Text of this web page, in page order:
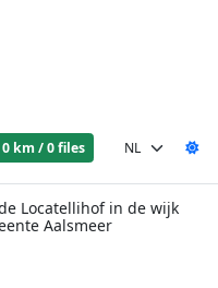
0 km / 0 files
Locatellihof in de wijk
Aalsmeer